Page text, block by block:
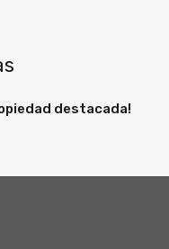
destacada!